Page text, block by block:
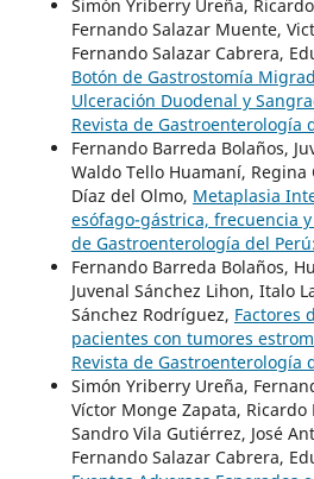
Simón Yriberry Ureña,
Fernando Salazar Muente,
Fernando Salazar Cabrera,
Botón de Gastrostomía
Ulceración Duodenal y
Revista de Gastroenterología
Fernando Barreda Bolaños,
Waldo Tello Huamaní, Regina
Díaz del Olmo, Metaplasia
esófago-gástrica, frecuencia
de Gastroenterología del
Fernando Barreda Bolaños,
Juvenal Sánchez Lihon, Italo
Sánchez Rodríguez, Factores
pacientes con tumores
Revista de Gastroenterología
Simón Yriberry Ureña,
Víctor Monge Zapata, Ricardo
Sandro Vila Gutiérrez, José
Fernando Salazar Cabrera,